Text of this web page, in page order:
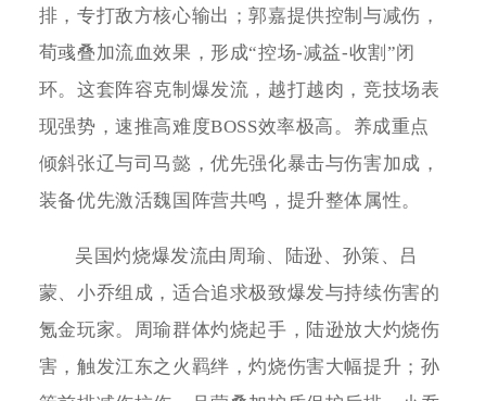
排，专打敌方核心输出；郭嘉提供控制与减伤，
荀彧叠加流血效果，形成“控场-减益-收割”闭
环。这套阵容克制爆发流，越打越肉，竞技场表
现强势，速推高难度BOSS效率极高。养成重点
倾斜张辽与司马懿，优先强化暴击与伤害加成，
装备优先激活魏国阵营共鸣，提升整体属性。
吴国灼烧爆发流由周瑜、陆逊、孙策、吕
蒙、小乔组成，适合追求极致爆发与持续伤害的
氪金玩家。周瑜群体灼烧起手，陆逊放大灼烧伤
害，触发江东之火羁绊，灼烧伤害大幅提升；孙